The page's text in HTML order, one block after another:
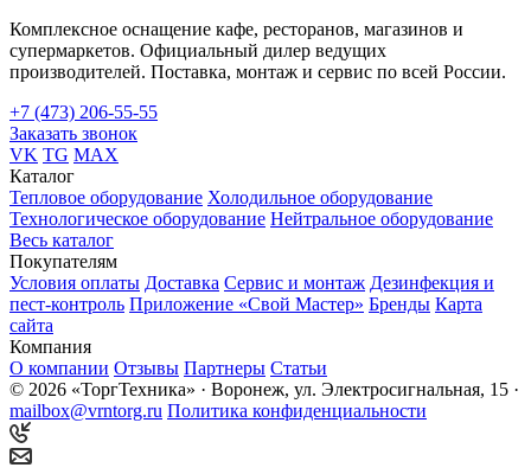
Комплексное оснащение кафе, ресторанов, магазинов и
супермаркетов. Официальный дилер ведущих
производителей. Поставка, монтаж и сервис по всей России.
+7 (473) 206-55-55
Заказать звонок
VK TG MAX
Каталог
Тепловое оборудование Холодильное оборудование
Технологическое оборудование Нейтральное оборудование
Весь каталог
Покупателям
Условия оплаты Доставка Сервис и монтаж Дезинфекция и
пест-контроль Приложение «Свой Мастер» Бренды Карта
сайта
Компания
О компании Отзывы Партнеры Статьи
© 2026 «ТоргТехника» · Воронеж, ул. Электросигнальная, 15 ·
mailbox@vrntorg.ru Политика конфиденциальности